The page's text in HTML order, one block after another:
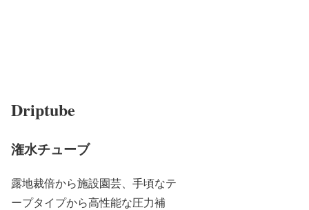
Driptube
潅水チューブ
露地裁倍から施設園芸、手頃なテ
ープタイプから高性能な圧力補